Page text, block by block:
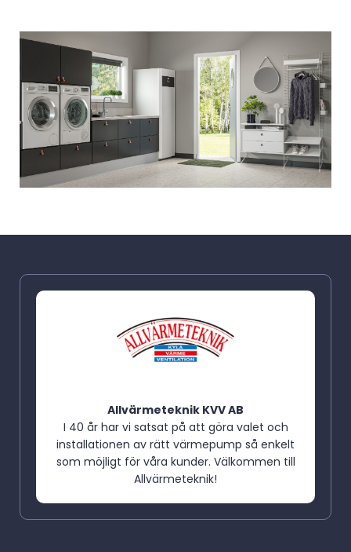
Allvärmeteknik KVV AB
I 40 år har vi satsat på att göra valet och
installationen av rätt värmepump så enkelt
som möjligt för våra kunder. Välkommen till
Allvärmeteknik!